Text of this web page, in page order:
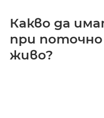
Какво да
при поточно
живо?